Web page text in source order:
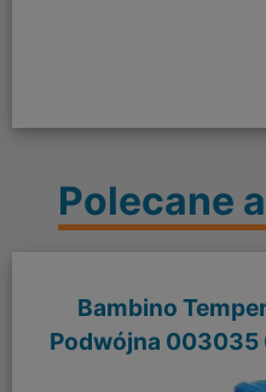
Polecane
Bambino
Podwójna